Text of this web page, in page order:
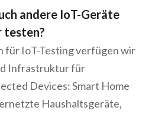
andere IoT-Geräte
testen?
für IoT-Testing verfügen wir
Infrastruktur für
Devices: Smart Home
Haushaltsgeräte,